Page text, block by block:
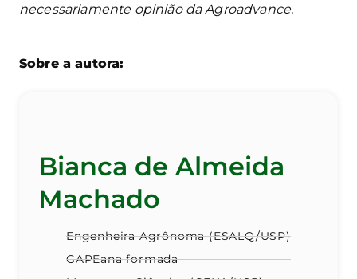
necessariamente opinião da Agroadvance.
Sobre a autora:
Bianca de Almeida
Machado
Engenheira Agrônoma (ESALQ/USP)
GAPEana formada